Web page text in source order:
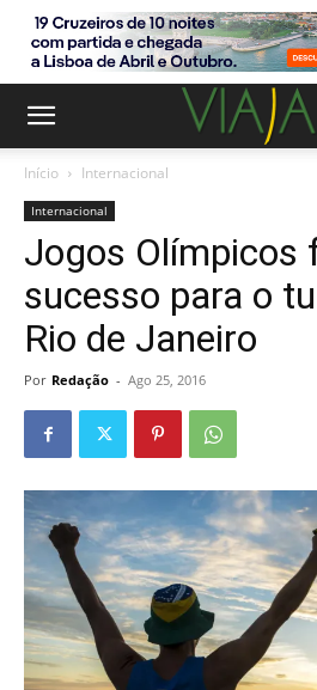
Início Internacional
Internacional
Jogos Olímpicos
sucesso para o
Rio de Janeiro
Por Redação - Ago 25, 2016